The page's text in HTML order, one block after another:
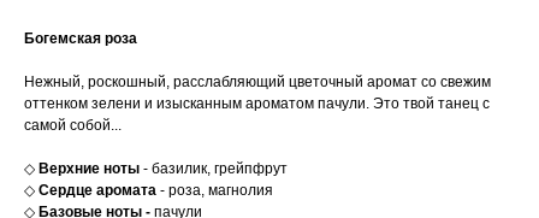
Богемская роза
Нежный, роскошный, расслабляющий цветочный аромат со свежим
оттенком зелени и изысканным ароматом пачули. Это твой танец с
самой собой...
◇ Верхние ноты - базилик, грейпфрут
◇ Сердце аромата - роза, магнолия
◇ Базовые ноты - пачули